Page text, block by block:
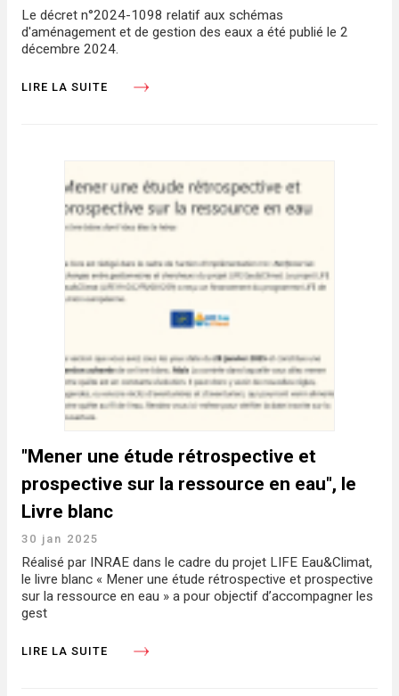
Le décret n°2024-1098 relatif aux schémas
d'aménagement et de gestion des eaux a été publié le 2
décembre 2024.
LIRE LA SUITE
"Mener une étude rétrospective et
prospective sur la ressource en eau", le
Livre blanc
30 jan 2025
Réalisé par INRAE dans le cadre du projet LIFE Eau&Climat,
le livre blanc « Mener une étude rétrospective et prospective
sur la ressource en eau » a pour objectif d’accompagner les
gest
LIRE LA SUITE